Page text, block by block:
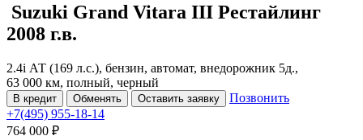
Suzuki Grand Vitara III Рестайлинг
2008 г.в.
2.4i АТ (169 л.с.), бензин, автомат, внедорожник 5д.,
63 000 км, полный, черный
В кредит Обменять Оставить заявку
Позвонить
+7(495) 955-18-14
764 000 ₽